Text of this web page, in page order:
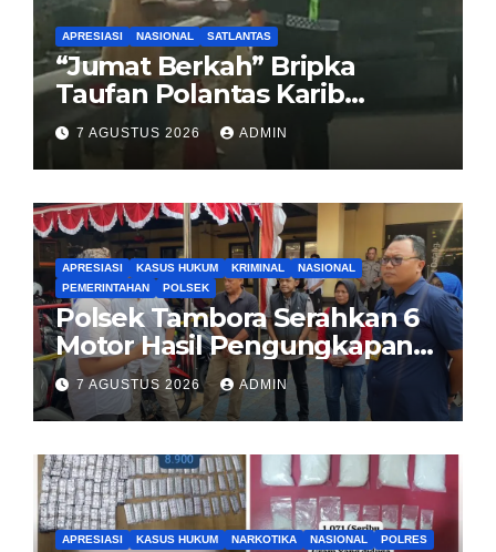
APRESIASI NASIONAL SATLANTAS
“Jumat Berkah” Bripka
Taufan Polantas Karib
Bagikan Nasi Kotak untuk
Sopir Truk yang Mogok di KM
00 Pondok Aren
7 AGUSTUS 2026 ADMIN
APRESIASI KASUS HUKUM KRIMINAL
NASIONAL
PEMERINTAHAN
POLSEK
Polsek Tambora Serahkan 6
Motor Hasil Pengungkapan
Kasus Curanmor Kepada
Pemilik Yang sah
7 AGUSTUS 2026 ADMIN
APRESIASI KASUS HUKUM NARKOTIKA NASIONAL POLRES